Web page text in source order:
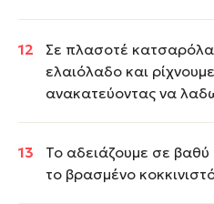
Σε πλασοτέ κατσαρόλα
ελαιόλαδο και
ανακατεύοντας να
Το αδειάζουμε σε
το βρασμένο